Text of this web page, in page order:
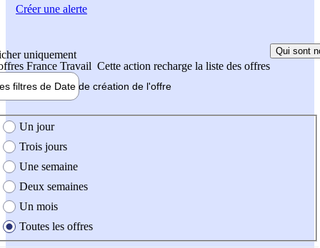
uniquement
France Travail Cette action recharge la liste des offres
Qui sont
filtres de Date de création de l'offre
création de l'offre
Un jour
Trois jours
Une semaine
Deux semaines
Un mois
Toutes les offres
Créer une alerte